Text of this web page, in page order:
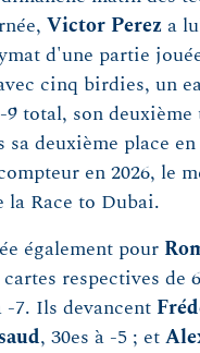
Victor Perez a
d'une partie
cinq birdies, un
total, son deuxième
deuxième place
en 2026, le
la Race to Dubai.
également pour
respectives de
-7. Ils devancent
, 30es à -5 ; et